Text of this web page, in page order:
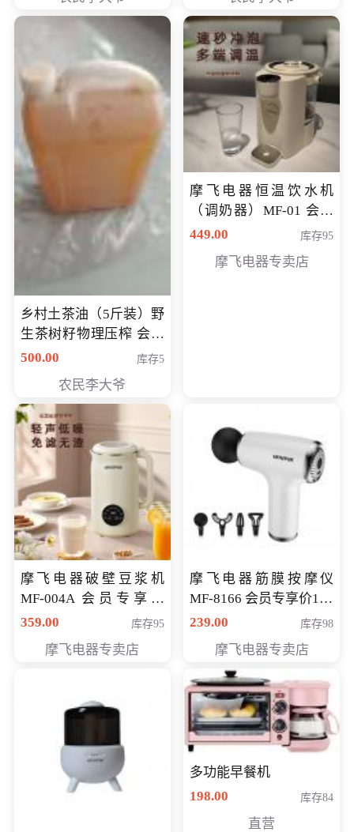
乡村土茶油（5斤装）野
生茶树籽物理压榨 会员
专享价400元
500.00 库存5
农民李大爷
摩飞电器恒温饮水机
（调奶器）MF-01 会员
专享价366元
449.00 库存95
摩飞电器专卖店
摩飞电器破壁豆浆机
MF-004A 会员专享价
168元
359.00 库存95
摩飞电器专卖店
摩飞电器筋膜按摩仪
MF-8166 会员专享价168
元
239.00 库存98
摩飞电器专卖店
多功能早餐机
198.00
库存84
直营